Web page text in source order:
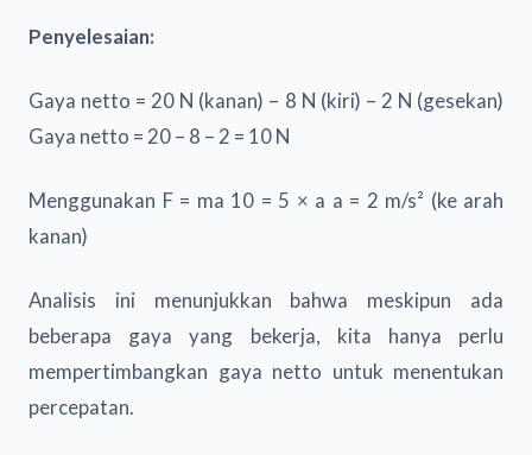
Penyelesaian:
Gaya netto = 20 N (kanan) – 8 N (kiri) – 2 N (gesekan)
Gaya netto = 20 – 8 – 2 = 10 N
Menggunakan F = ma 10 = 5 × a a = 2 m/s² (ke arah
kanan)
Analisis ini menunjukkan bahwa meskipun ada
beberapa gaya yang bekerja, kita hanya perlu
mempertimbangkan gaya netto untuk menentukan
percepatan.